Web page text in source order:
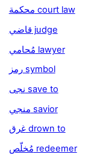
محكمة court law
قاضي judge
مُحامي lawyer
رمز symbol
نجى save to
منجي savior
غرق drown to
مُخلّص redeemer